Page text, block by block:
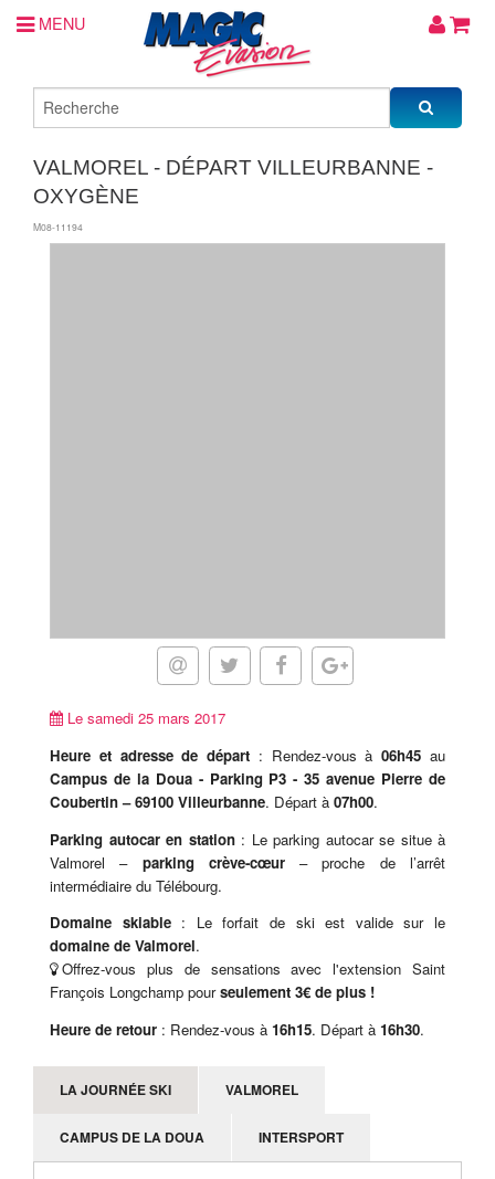
MENU
VALMOREL - DÉPART VILLEURBANNE -
OXYGÈNE
M08-11194
Le samedi 25 mars 2017
Heure et adresse de départ : Rendez-vous à06h45 au
Campus de la Doua - Parking P3 - 35 avenue Pierre de
Coubertin – 69100 Villeurbanne. Départ à 07h00.
Parking autocar en station: Le parking autocar se situe à
Valmorel – parking crève-cœur– proche de l’arrêt
intermédiaire du Télébourg.
Domaine skiable : Le forfait de ski est valide sur le
domaine de Valmorel.
Offrez-vous plus de sensations avec l'extension Saint
François Longchamp pourseulement 3€ de plus !
Heure de retour : Rendez-vous à 16h15. Départ à 16h30.
LA JOURNÉE SKI VALMOREL
CAMPUS DE LA DOUA INTERSPORT